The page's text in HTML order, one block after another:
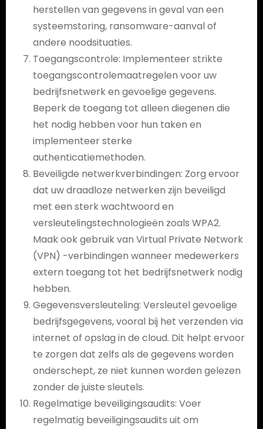
herstellen van gegevens in geval van een
systeemstoring, ransomware-aanval of
andere noodsituaties.
Toegangscontrole: Implementeer strikte
toegangscontrolemaatregelen voor uw
bedrijfsnetwerk en gevoelige gegevens.
Beperk de toegang tot alleen diegenen die
het nodig hebben voor hun taken en
implementeer sterke
authenticatiemethoden.
Beveiligde netwerkverbindingen: Zorg ervoor
dat uw draadloze netwerken zijn beveiligd
met een sterk wachtwoord en
versleutelingstechnologieën zoals WPA2.
Maak ook gebruik van Virtual Private Network
(VPN) -verbindingen wanneer medewerkers
extern toegang tot het bedrijfsnetwerk nodig
hebben.
Gegevensversleuteling: Versleutel gevoelige
bedrijfsgegevens, vooral bij het verzenden via
internet of opslag in de cloud. Dit helpt ervoor
te zorgen dat zelfs als de gegevens worden
onderschept, ze niet kunnen worden gelezen
zonder de juiste sleutels.
Regelmatige beveiligingsaudits: Voer
regelmatig beveiligingsaudits uit om